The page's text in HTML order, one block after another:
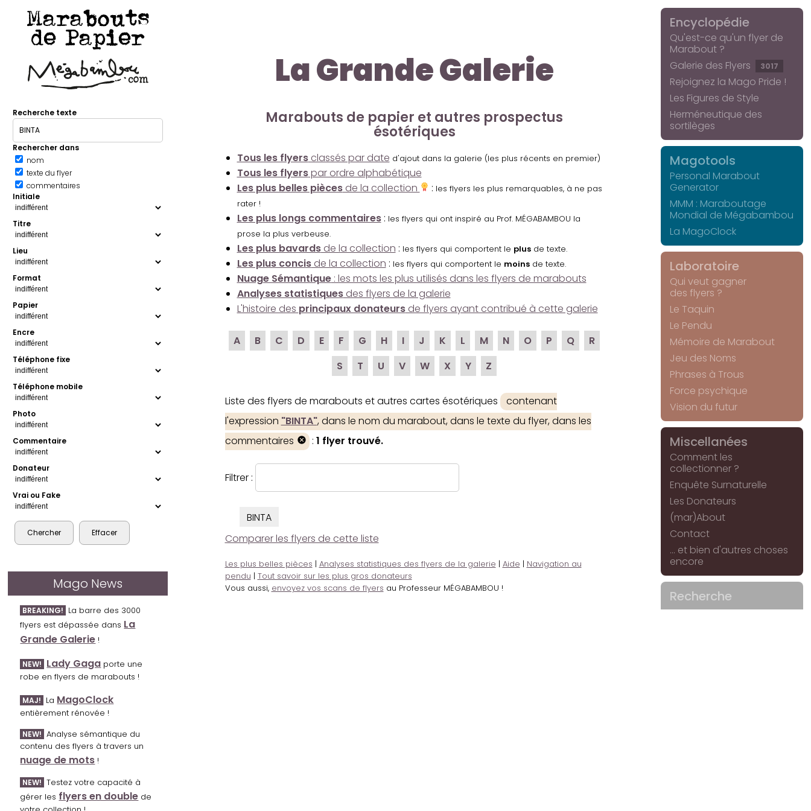
Marabouts
de Papier
Recherche texte
Rechercher dans
nom
texte du flyer
commentaires
Initiale
Titre
Lieu
Format
Papier
Encre
Téléphone fixe
Téléphone mobile
Photo
Commentaire
Donateur
Vrai ou Fake
Mago News
BREAKING! La barre des 3000
flyers est dépassée dans La
Grande Galerie !
NEW! Lady Gaga porte une
robe en flyers de marabouts !
MAJ! La MagoClock
entièrement rénovée !
NEW! Analyse sémantique du
contenu des flyers à travers un
nuage de mots !
NEW! Testez votre capacité à
gérer les flyers en double de
La Grande Galerie
Marabouts de papier et autres prospectus
ésotériques
Tous les flyersclassés par date d'ajout dans la galerie (les plus récents en premier)
Tous les flyerspar ordre alphabétique
Les plus belles piècesde la collection : les flyers les plus remarquables, à ne pas
rater !
Les plus longs commentaires: les flyers qui ont inspiré au Prof. MÉGABAMBOU la
prose la plus verbeuse.
Les plus bavardsde la collection : les flyers qui comportent le plusde texte.
Les plus concisde la collection : les flyers qui comportent le moinsde texte.
Nuage Sémantique: les mots les plus utilisés dans les flyers de marabouts
Analyses statistiquesdes flyers de la galerie
L'histoire des principaux donateursde flyers ayant contribué à cette galerie
A B C D E F G H I J K L M N O P Q
R
S
T U V W X Y Z
Liste des flyers de marabouts et autres cartes ésotériques
contenant
l'expression "BINTA", dans le nom du marabout, dans le texte du flyer, dans les
commentaires
: 1 flyer trouvé.
Filtrer :
BINTA
Comparer les flyers de cette liste
Les plus belles pièces | Analyses statistiques des flyers de la galerie | Aide | Navigation au
pendu | Tout savoir sur les plus gros donateurs
Vous aussi, envoyez vos scans de flyers au Professeur MÉGABAMBOU !
Encyclopédie
Qu'est-ce qu'un flyer de
Marabout ?
Galerie des Flyers
3017
Rejoignez la Mago Pride !
Les Figures de Style
Herméneutique des
sortilèges
Magotools
Personal Marabout
Generator
MMM : Maraboutage
Mondial de Mégabambou
La MagoClock
Laboratoire
Qui veut gagner
des flyers ?
Le Taquin
Le Pendu
Mémoire de Marabout
Jeu des Noms
Phrases à Trous
Force psychique
Vision du futur
Miscellanées
Comment les
collectionner ?
Enquête Surnaturelle
Les Donateurs
(mar)About
Contact
... et bien d'autres choses
encore
Recherche